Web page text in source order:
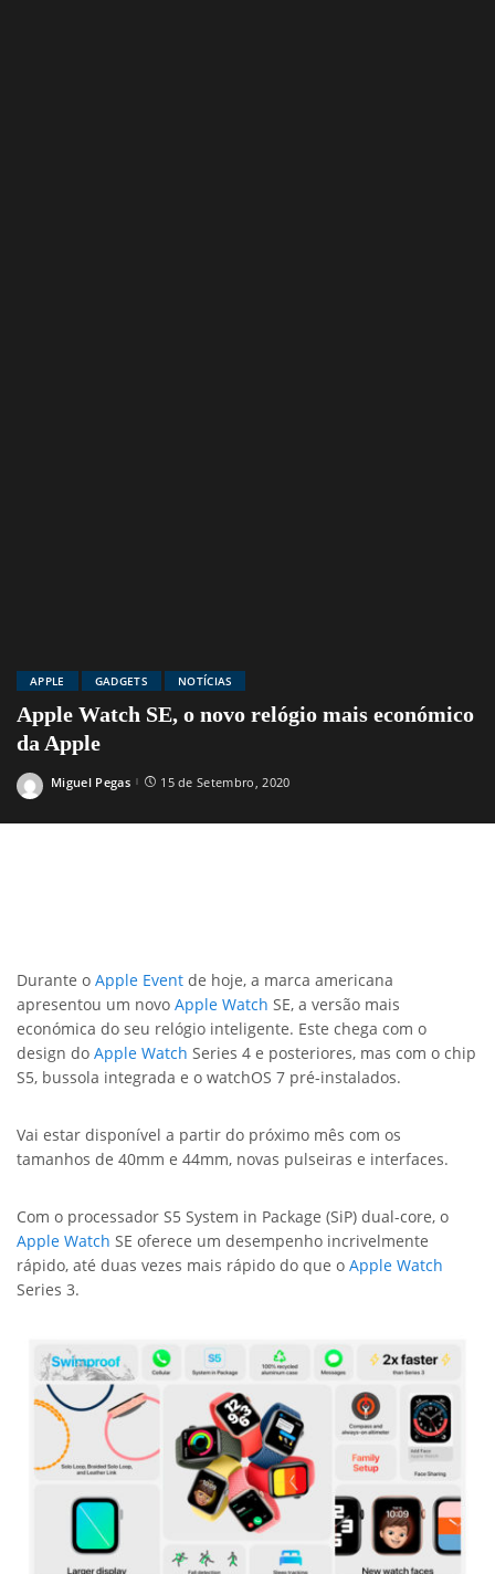
APPLE GADGETS NOTÍCIAS
Apple Watch SE, o novo relógio mais económico
da Apple
Posted
Miguel Pegas 15 de Setembro, 2020
Durante o Apple Event de hoje, a marca americana
apresentou um novo Apple Watch SE, a versão mais
económica do seu relógio inteligente. Este chega com o
design do Apple Watch Series 4 e posteriores, mas com o chip
S5, bussola integrada e o watchOS 7 pré-instalados.
Vai estar disponível a partir do próximo mês com os
tamanhos de 40mm e 44mm, novas pulseiras e interfaces.
Com o processador S5 System in Package (SiP) dual-core, o
Apple Watch SE oferece um desempenho incrivelmente
rápido, até duas vezes mais rápido do que o Apple Watch
Series 3.